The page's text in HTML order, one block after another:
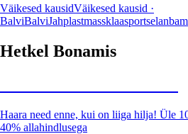
Väikesed kausidVäikesed kausid ·
BalviBalviJahplastmassklaasportselan
Hetkel Bonamis
Haara need enne, kui on liiga hilja! Üle
40% allahindlusega